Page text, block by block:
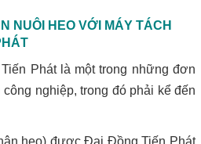
NUÔI HEO VỚI MÁY TÁCH
Phát là một trong những đơn
nghiệp, trong đó phải kể đến
heo) được Đại Đồng Tiến Phát